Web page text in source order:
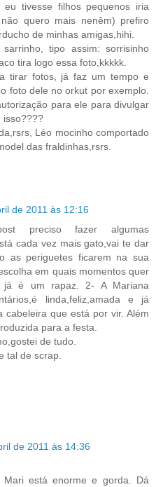
tivesse filhos pequenos iria
quero mais nenêm) prefiro
de minhas amigas,hihi.
tipo assim: sorrisinho
tira logo essa foto,kkkkk.
tirar fotos, já faz um tempo e
foto dele no orkut por exemplo.
para ele para divulgar
isso????
Léo mocinho comportado
das fraldinhas,rsrs.
de 2011 às 12:16
preciso fazer algumas
cada vez mais gato,vai te dar
as periguetes ficarem na sua
em quais momentos quer
já é um rapaz. 2- A Mariana
linda,feliz,amada e já
cabeleira que está por vir. Além
para a festa.
de tudo.
tal de scrap.
de 2011 às 14:36
Mari está enorme e gorda. Dá